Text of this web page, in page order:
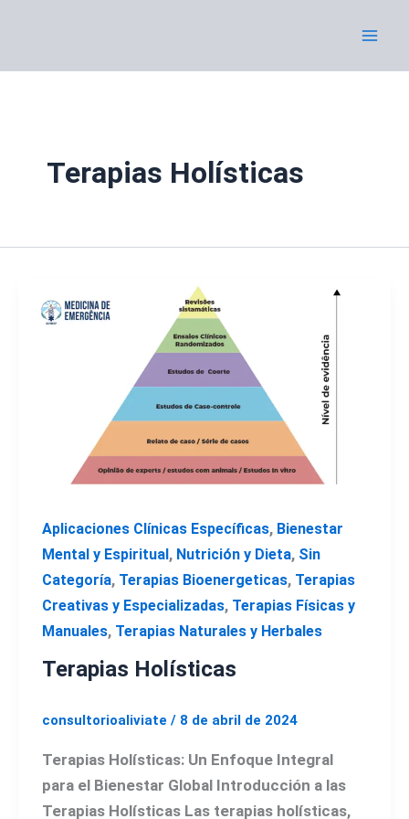
Terapias Holísticas
Aplicaciones Clínicas Específicas, Bienestar
Mental y Espiritual, Nutrición y Dieta, Sin
Categoría, Terapias Bioenergeticas, Terapias
Creativas y Especializadas, Terapias Físicas y
Manuales, Terapias Naturales y Herbales
Terapias Holísticas
consultorioaliviate / 8 de abril de 2024
Terapias Holísticas: Un Enfoque Integral
para el Bienestar Global Introducción a las
Terapias Holísticas Las terapias holísticas,